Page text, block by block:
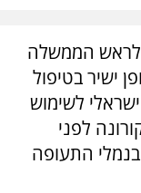
לראש הממשלה
ישיר בטיפול
לשימוש
לפני
התעופה